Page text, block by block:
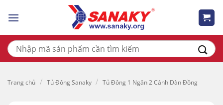
Tìm
kiếm:
Trang chủ / Tủ Đông Sanaky / Tủ Đông 1 Ngăn 2 Cánh Dàn Đồng